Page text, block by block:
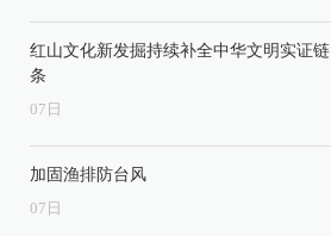
红山文化新发掘持续补全中华文明实证链
条
07 日
加固渔排防台风
07 日